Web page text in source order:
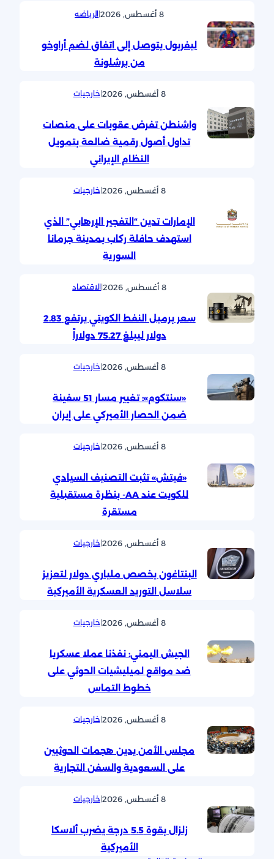
8 أغسطس, 2026 |الرياضه
ليفربول يتوصل إلى اتفاق لضم أراوخو
من برشلونة
8 أغسطس, 2026 |خارجيات
واشنطن تفرض عقوبات على منصات
تداول أصول رقمية ضالعة بتمويل
النظام الإيراني
8 أغسطس, 2026 |خارجيات
الإمارات تدين “التفجير الإرهابي” الذي
استهدف حافلة ركاب بمدينة جرمانا
السورية
8 أغسطس, 2026 |الاقتصاد
سعر برميل النفط الكويتي يرتفع 2.83
دولار ليبلغ 75.27 دولاراً
8 أغسطس, 2026 |خارجيات
«سنتكوم»: تغيير مسار 51 سفينة
ضمن الحصار الأميركي على إيران
8 أغسطس, 2026 |خارجيات
«فيتش» تثبت التصنيف السيادي
للكويت عند AA- بنظرة مستقبلية
مستقرة
8 أغسطس, 2026 |خارجيات
البنتاغون يخصص ملياري دولار لتعزيز
سلاسل التوريد العسكرية الأميركية
8 أغسطس, 2026 |خارجيات
الجيش اليمني: نفذنا عملا عسكريا
ضد مواقع لميليشيات الحوثي على
خطوط التماس
8 أغسطس, 2026 |خارجيات
مجلس الأمن يدين هجمات الحوثيين
على السعودية والسفن التجارية
8 أغسطس, 2026 |خارجيات
زلزال بقوة 5.5 درجة يضرب ألاسكا
الأميركية